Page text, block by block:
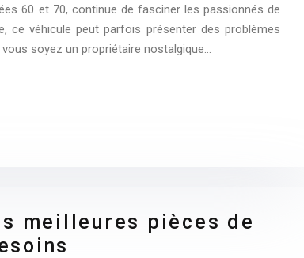
60 et 70, continue de fasciner les passionnés de
ce véhicule peut parfois présenter des problèmes
soyez un propriétaire nostalgique…
meilleures pièces de